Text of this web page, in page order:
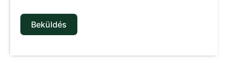
Beküldés